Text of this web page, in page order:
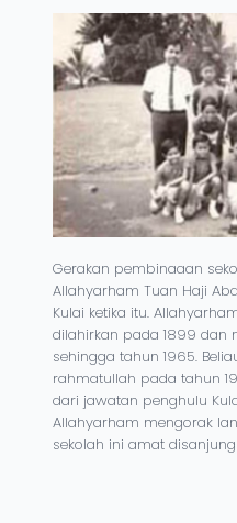
Gerakan pembinaaan
Allahyarham Tuan Haji
Kulai ketika itu.
dilahirkan pada 1899 dan
sehingga tahun 1965.
rahmatullah pada tahun
dari jawatan penghulu
Allahyarham mengorak
sekolah ini amat